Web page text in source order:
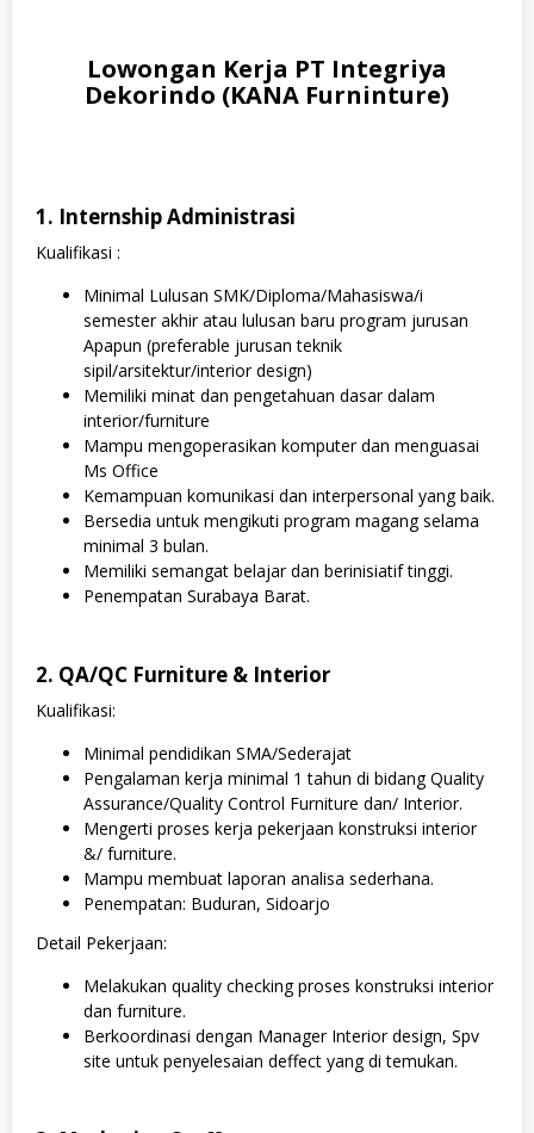
Lowongan Kerja PT Integriya
Dekorindo (KANA Furninture)
1. Internship Administrasi
Kualifikasi :
Minimal Lulusan SMK/Diploma/Mahasiswa/i
semester akhir atau lulusan baru program jurusan
Apapun (preferable jurusan teknik
sipil/arsitektur/interior design)
Memiliki minat dan pengetahuan dasar dalam
interior/furniture
Mampu mengoperasikan komputer dan menguasai
Ms Office
Kemampuan komunikasi dan interpersonal yang baik.
Bersedia untuk mengikuti program magang selama
minimal 3 bulan.
Memiliki semangat belajar dan berinisiatif tinggi.
Penempatan Surabaya Barat.
2. QA/QC Furniture & Interior
Kualifikasi:
Minimal pendidikan SMA/Sederajat
Pengalaman kerja minimal 1 tahun di bidang Quality
Assurance/Quality Control Furniture dan/ Interior.
Mengerti proses kerja pekerjaan konstruksi interior
&/ furniture.
Mampu membuat laporan analisa sederhana.
Penempatan: Buduran, Sidoarjo
Detail Pekerjaan:
Melakukan quality checking proses konstruksi interior
dan furniture.
Berkoordinasi dengan Manager Interior design, Spv
site untuk penyelesaian deffect yang di temukan.